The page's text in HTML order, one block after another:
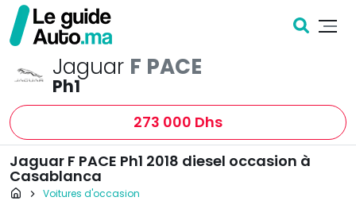
Jaguar F PACE
Ph1
273 000 Dhs
Jaguar F PACE Ph1 2018 diesel occasion à
Casablanca
Page d'accueil
Voitures d'occasion